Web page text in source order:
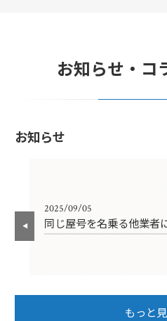
お知らせ・コ
お知らせ
2025/09/05
同じ屋号を名乗る他業者
もっと